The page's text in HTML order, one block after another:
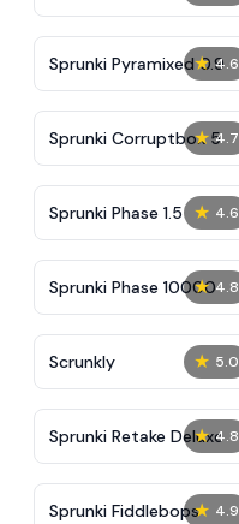
★ 4.6
Sprunki Pyramixed 0.9
★ 4.7
Sprunki Corruptbox 5
★ 4.6
Sprunki Phase 1.5
★ 4.8
Sprunki Phase 10000
★ 5.0
Scrunkly
★ 4.8
Sprunki Retake Deluxe
★ 4.9
Sprunki Fiddlebops